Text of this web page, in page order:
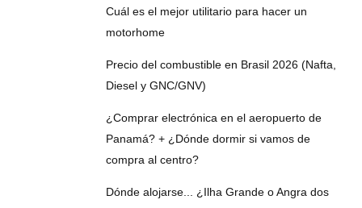
Cuál es el mejor utilitario para hacer un
motorhome
Precio del combustible en Brasil 2026 (Nafta,
Diesel y GNC/GNV)
¿Comprar electrónica en el aeropuerto de
Panamá? + ¿Dónde dormir si vamos de
compra al centro?
Dónde alojarse... ¿Ilha Grande o Angra dos